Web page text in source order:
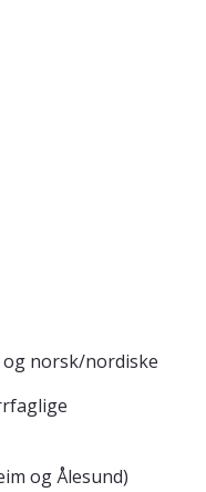
norsk/nordiske
og Ålesund)